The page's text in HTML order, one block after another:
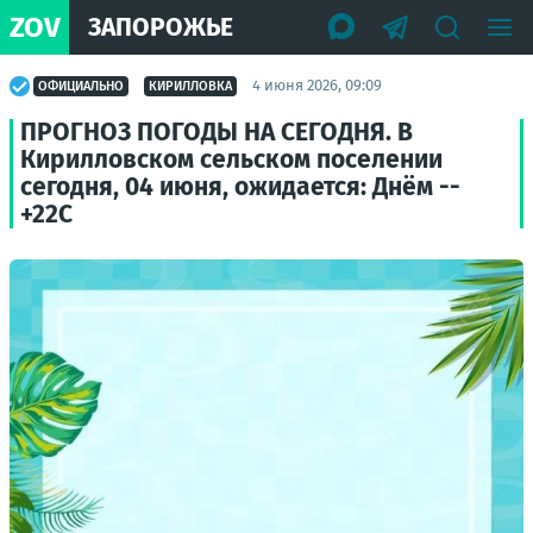
ZOV ЗАПОРОЖЬЕ
ОФИЦИАЛЬНО КИРИЛЛОВКА 4 июня 2026, 09:09
ПРОГНОЗ ПОГОДЫ НА СЕГОДНЯ. В
Кирилловском сельском поселении
сегодня, 04 июня, ожидается: Днём --
+22С